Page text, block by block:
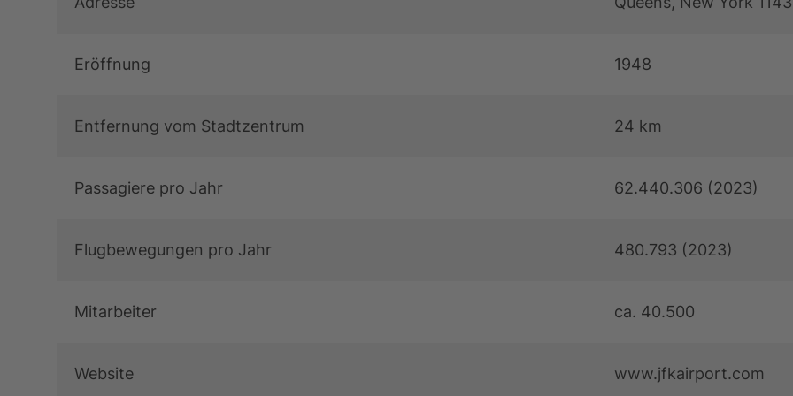
Eröffnung 1948
Entfernung vom Stadtzentrum 24 km
Passagiere pro Jahr 62.440.306 (2023)
Flugbewegungen pro Jahr 480.793 (2023)
Mitarbeiter ca. 40.500
Website www.jfkairport.com